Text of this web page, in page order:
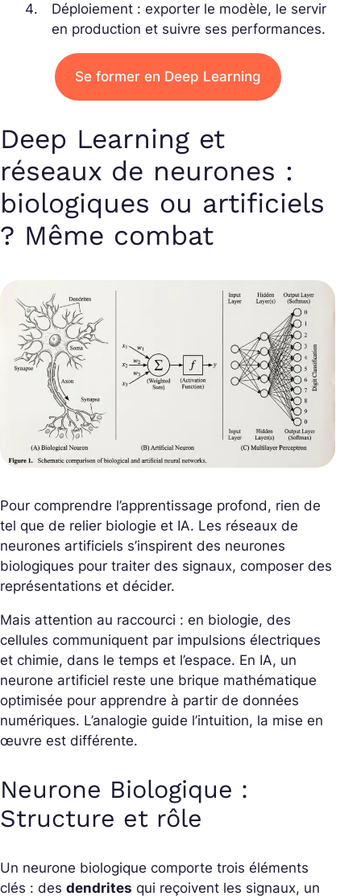
Déploiement : exporter le modèle, le servir
en production et suivre ses performances.
Se former en Deep Learning
Deep Learning et
réseaux de neurones :
biologiques ou artificiels
? Même combat
Pour comprendre l’apprentissage profond, rien de
tel que de relier biologie et IA. Les réseaux de
neurones artificiels s’inspirent des neurones
biologiques pour traiter des signaux, composer des
représentations et décider.
Mais attention au raccourci : en biologie, des
cellules communiquent par impulsions électriques
et chimie, dans le temps et l’espace. En IA, un
neurone artificiel reste une brique mathématique
optimisée pour apprendre à partir de données
numériques. L’analogie guide l’intuition, la mise en
œuvre est différente.
Neurone Biologique :
Structure et rôle
Un neurone biologique comporte trois éléments
clés : des dendrites qui reçoivent les signaux, un